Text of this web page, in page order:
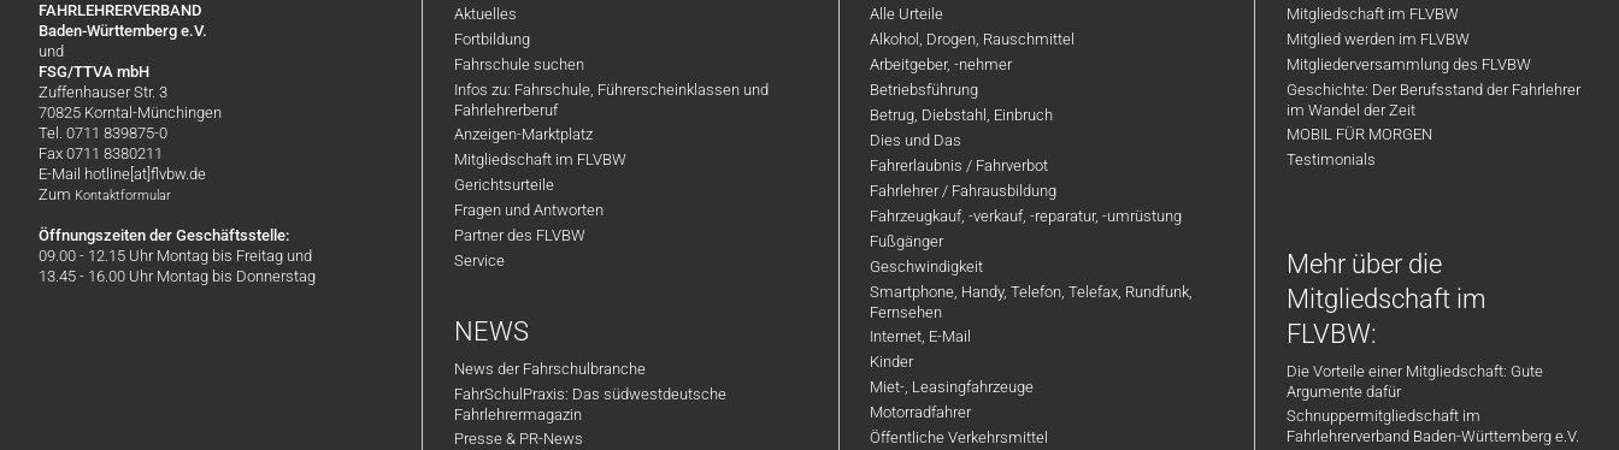
FAHRLEHRERVERBAND
Baden-Württemberg e.V.
und
FSG/TTVA mbH
Zuffenhauser Str. 3
70825 Korntal-Münchingen
Tel. 0711 839875-0
Fax 0711 8380211
E-Mail hotline[at]flvbw.de
Zum Kontaktformular
Öffnungszeiten der Geschäftsstelle:
09.00 - 12.15 Uhr Montag bis Freitag und
13.45 - 16.00 Uhr Montag bis Donnerstag
Aktuelles
Fortbildung
Fahrschule suchen
Infos zu: Fahrschule, Führerscheinklassen und
Fahrlehrerberuf
Anzeigen-Marktplatz
Mitgliedschaft im FLVBW
Gerichtsurteile
Fragen und Antworten
Partner des FLVBW
Service
NEWS
News der Fahrschulbranche
FahrSchulPraxis: Das südwestdeutsche
Fahrlehrermagazin
Presse & PR-News
Alle Urteile
Alkohol, Drogen, Rauschmittel
Arbeitgeber, -nehmer
Betriebsführung
Betrug, Diebstahl, Einbruch
Dies und Das
Fahrerlaubnis / Fahrverbot
Fahrlehrer / Fahrausbildung
Fahrzeugkauf, -verkauf, -reparatur, -umrüstung
Fußgänger
Geschwindigkeit
Smartphone, Handy, Telefon, Telefax, Rundfunk,
Fernsehen
Internet, E-Mail
Kinder
Miet-, Leasingfahrzeuge
Motorradfahrer
Öffentliche Verkehrsmittel
Mitgliedschaft im FLVBW
Mitglied werden im FLVBW
Mitgliederversammlung des FLVBW
Geschichte: Der Berufsstand der Fahrlehrer
im Wandel der Zeit
MOBIL FÜR MORGEN
Testimonials
Mehr über die
Mitgliedschaft im
FLVBW:
Die Vorteile einer Mitgliedschaft: Gute
Argumente dafür
Schnuppermitgliedschaft im
Fahrlehrerverband Baden-Württemberg e.V.